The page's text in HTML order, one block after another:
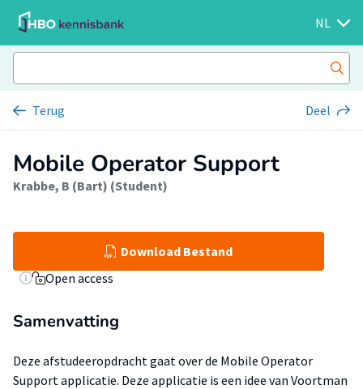
NL
Terug Deel
Mobile Operator Support
Krabbe, B (Bart) (Student)
Download Bestand
Open access
Samenvatting
Deze afstudeeropdracht gaat over de Mobile Operator
Support applicatie. Deze applicatie is een idee van Voortman